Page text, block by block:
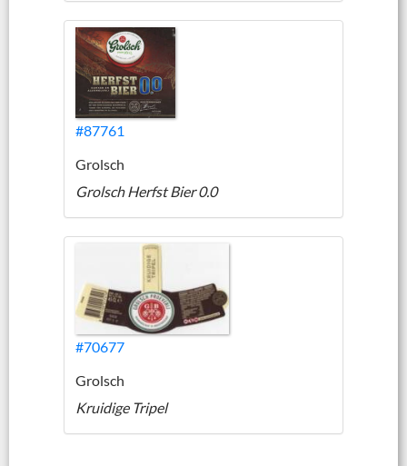
#87761
Grolsch
Grolsch Herfst Bier 0.0
#70677
Grolsch
Kruidige Tripel